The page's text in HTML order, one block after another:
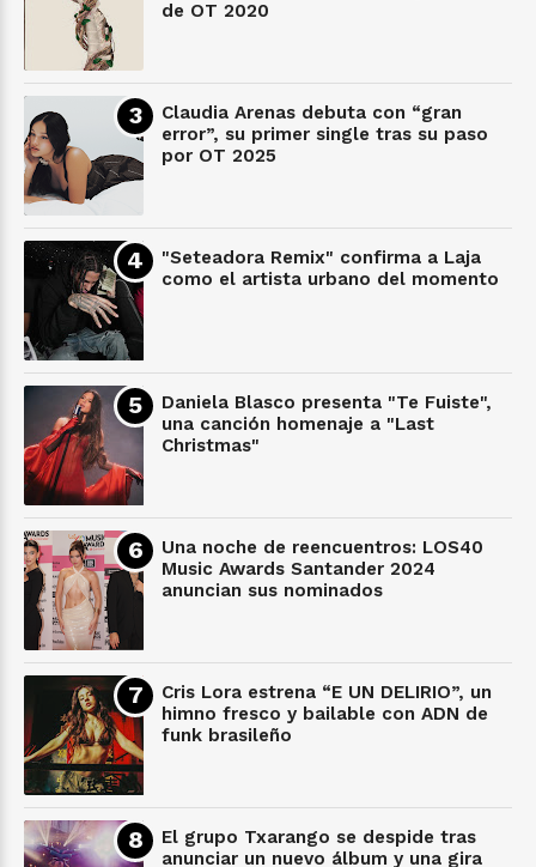
de OT 2020
Claudia Arenas debuta con “gran
error”, su primer single tras su paso
por OT 2025
"Seteadora Remix" confirma a Laja
como el artista urbano del momento
Daniela Blasco presenta "Te Fuiste",
una canción homenaje a "Last
Christmas"
Una noche de reencuentros: LOS40
Music Awards Santander 2024
anuncian sus nominados
Cris Lora estrena “E UN DELIRIO”, un
himno fresco y bailable con ADN de
funk brasileño
El grupo Txarango se despide tras
anunciar un nuevo álbum y una gira